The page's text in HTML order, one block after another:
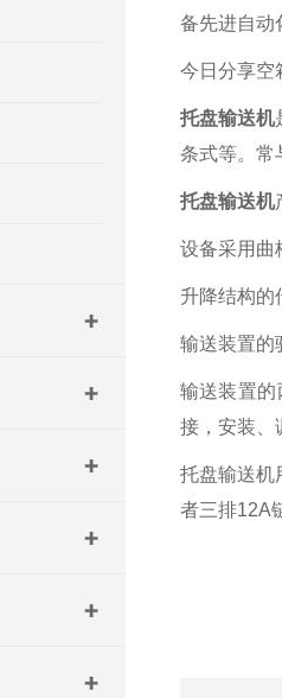
备先进自动
今日分享空
托盘输送机
条式等。常
托盘输送机
设备采用曲
升降结构的
输送装置的
输送装置
接，安装、
托盘输送机
者三排12A